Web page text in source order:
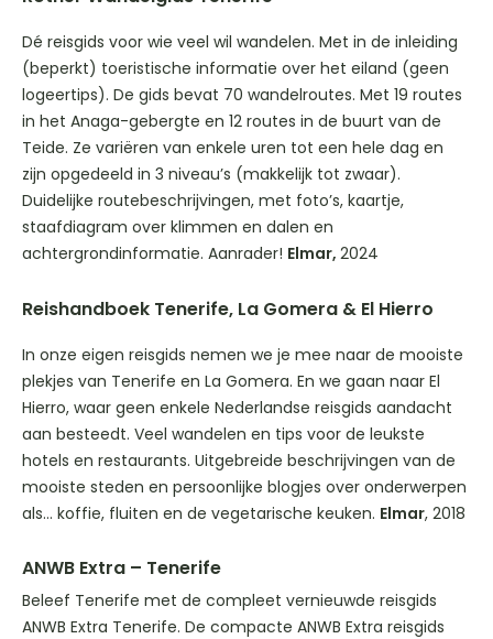
Dé reisgids voor wie veel wil wandelen. Met in de inleiding
(beperkt) toeristische informatie over het eiland (geen
logeertips). De gids bevat 70 wandelroutes. Met 19 routes
in het Anaga-gebergte en 12 routes in de buurt van de
Teide. Ze variëren van enkele uren tot een hele dag en
zijn opgedeeld in 3 niveau’s (makkelijk tot zwaar).
Duidelijke routebeschrijvingen, met foto’s, kaartje,
staafdiagram over klimmen en dalen en
achtergrondinformatie. Aanrader! Elmar, 2024
Reishandboek Tenerife, La Gomera & El Hierro
In onze eigen reisgids nemen we je mee naar de mooiste
plekjes van Tenerife en La Gomera. En we gaan naar El
Hierro, waar geen enkele Nederlandse reisgids aandacht
aan besteedt. Veel wandelen en tips voor de leukste
hotels en restaurants. Uitgebreide beschrijvingen van de
mooiste steden en persoonlijke blogjes over onderwerpen
als… koffie, fluiten en de vegetarische keuken. Elmar, 2018
ANWB Extra – Tenerife
Beleef Tenerife met de compleet vernieuwde reisgids
ANWB Extra Tenerife. De compacte ANWB Extra reisgids